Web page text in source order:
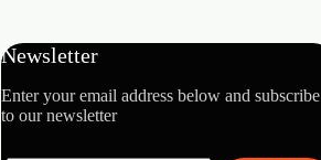
Newsletter
Enter your email address below and subscribe
to our newsletter